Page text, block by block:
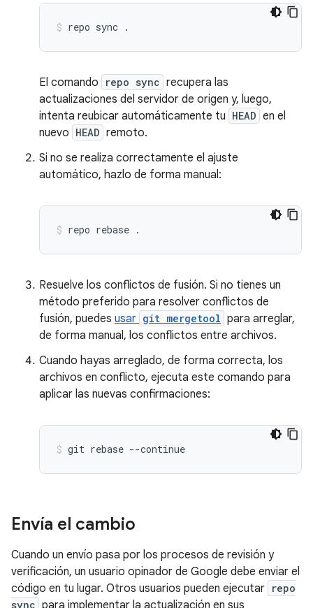
repo sync .
El comando repo sync recupera las
actualizaciones del servidor de origen y, luego,
intenta reubicar automáticamente tu HEAD en el
nuevo HEAD remoto.
Si no se realiza correctamente el ajuste
automático, hazlo de forma manual:
repo rebase .
Resuelve los conflictos de fusión. Si no tienes un
método preferido para resolver conflictos de
fusión, puedes usar git mergetool para arreglar,
de forma manual, los conflictos entre archivos.
Cuando hayas arreglado, de forma correcta, los
archivos en conflicto, ejecuta este comando para
aplicar las nuevas confirmaciones:
git rebase --continue
Envía el cambio
Cuando un envío pasa por los procesos de revisión y
verificación, un usuario opinador de Google debe enviar el
código en tu lugar. Otros usuarios pueden ejecutar repo
sync para implementar la actualización en sus